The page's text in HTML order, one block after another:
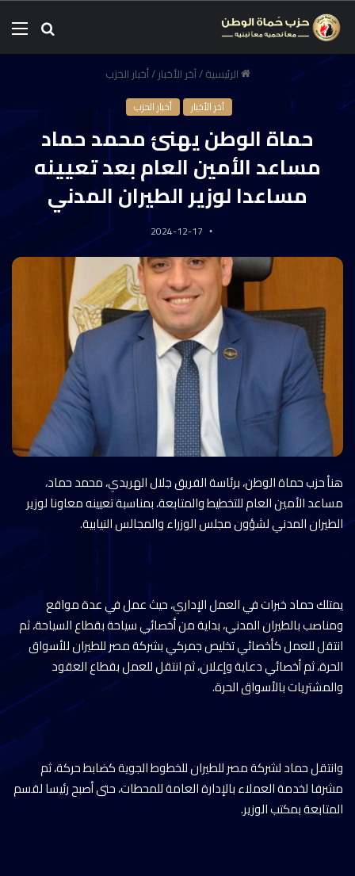
الرئيسية/آخر الأخبار/أخبار الحزب
آخر الأخبار أخبار الحزب
حماة الوطن يهنئ محمد حماد
مساعد الأمين العام بعد تعيينه
مساعدا لوزير الطيران المدني
2024-12-17
هنأ حزب حماة الوطن، برئاسة الفريق جلال الهريدي، محمد حماد،
مساعد الأمين العام للتخطيط والمتابعة، بمناسبة تعيينه معاونا لوزير
الطيران المدني لشؤون مجلس الوزراء والمجالس النيابية.
يمتلك حماد خبرات في العمل الإداري، حيث عمل في عدة مواقع
ومناصب بالطيران المدني، بداية من أخصائي سياحة بقطاع السياحة، ثم
انتقل للعمل كأخصائي تخليص جمركي بشركة مصر للطيران للأسواق
الحرة، ثم أخصائي دعاية وإعلان، ثم انتقل للعمل بقطاع العقود
والمشتريات بالأسواق الحرة.
وانتقل حماد لشركة مصر للطيران للخطوط الجوية كضابط حركة، ثم
مشرفا لخدمة العملاء بالإدارة العامة للمحطات، حتى أصبح رئيسا لقسم
المتابعة بمكتب الوزير.